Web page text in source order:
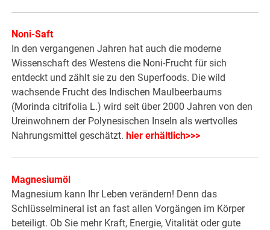
Noni-Saft
In den vergangenen Jahren hat auch die moderne
Wissenschaft des Westens die Noni-Frucht für sich
entdeckt und zählt sie zu den Superfoods. Die wild
wachsende Frucht des Indischen Maulbeerbaums
(Morinda citrifolia L.) wird seit über 2000 Jahren von den
Ureinwohnern der Polynesischen Inseln als wertvolles
Nahrungsmittel geschätzt. hier erhältlich>>>
Magnesiumöl
Magnesium kann Ihr Leben verändern! Denn das
Schlüsselmineral ist an fast allen Vorgängen im Körper
beteiligt. Ob Sie mehr Kraft, Energie, Vitalität oder gute